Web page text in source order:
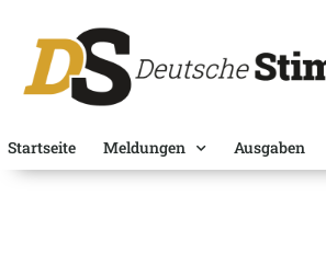
Startseite Meldungen Ausgaben